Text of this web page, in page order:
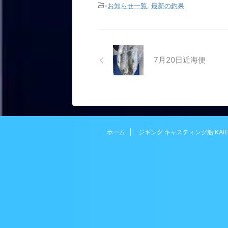
-お知らせ一覧, 最新の釣果
7月20日近海便
ホーム ジギング キャスティング船